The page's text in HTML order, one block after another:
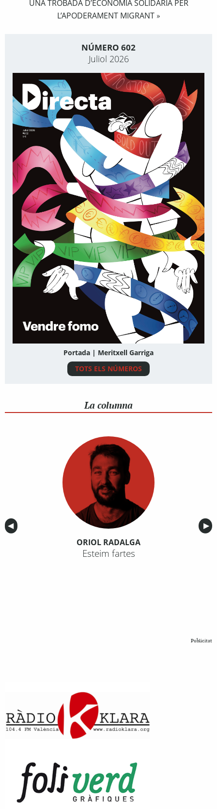
UNA TROBADA D’ECONOMIA SOLIDÀRIA PER
L’APODERAMENT MIGRANT»
NÚMERO 602
Juliol 2026
Portada | Meritxell Garriga
TOTS ELS NÚMEROS
La columna
Anterior
◀︎ ▶︎
ORIOL RADALGA
Esteim fartes
Publicitat